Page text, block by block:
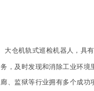
大仓机轨式巡检机器人，具
务，及时发现和消除工业环境
廊、监狱等行业拥有多个成功